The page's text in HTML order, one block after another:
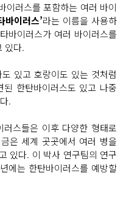
이러스를 포함하는 여러 바이
바이러스’라는 이름을 사용하
바이러스가 여러 바이러스를
있다.
있고 호랑이도 있는 것처럼
한탄바이러스도 있고 나중
.
스들은 이후 다양한 형태로
은 세계 곳곳에서 여러 병을
있다. 이 박사 연구팀의 연구
에는 한탄바이러스를 예방할